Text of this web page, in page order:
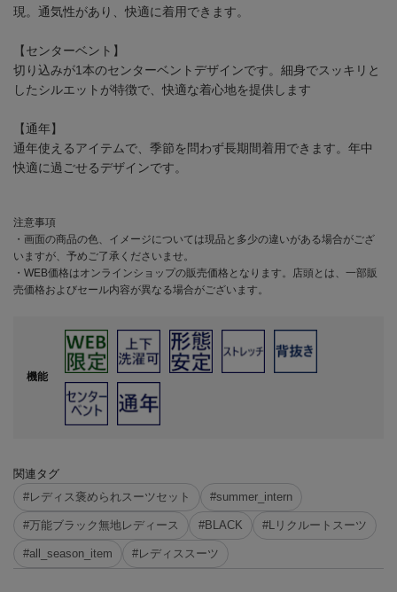
現。通気性があり、快適に着用できます。
【センターベント】
切り込みが1本のセンターベントデザインです。細身でスッキリと
したシルエットが特徴で、快適な着心地を提供します
【通年】
通年使えるアイテムで、季節を問わず長期間着用できます。年中
快適に過ごせるデザインです。
注意事項
・画面の商品の色、イメージについては現品と多少の違いがある場合がござ
いますが、予めご了承くださいませ。
・WEB価格はオンラインショップの販売価格となります。店頭とは、一部販
売価格およびセール内容が異なる場合がございます。
機能
関連タグ
#レディス褒められスーツセット
#summer_intern
#万能ブラック無地レディース #BLACK #Lリクルートスーツ
#all_season_item #レディススーツ